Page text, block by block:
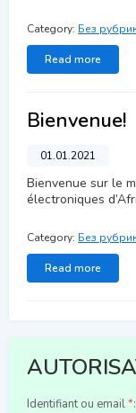
Category: Без
Read more
Bienvenue!
01.01.2021
Bienvenue sur le
électroniques
Category: Без
Read more
Identifiant ou email*: